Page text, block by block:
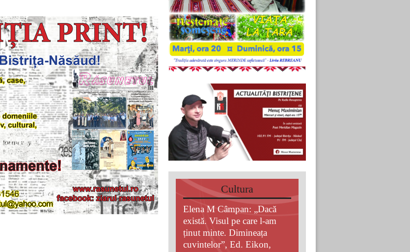
Cultura
Elena M Câmpan: „Dacă
există. Visul pe care l-am
ținut minte. Dimineața
cuvintelor”, Ed. Eikon,